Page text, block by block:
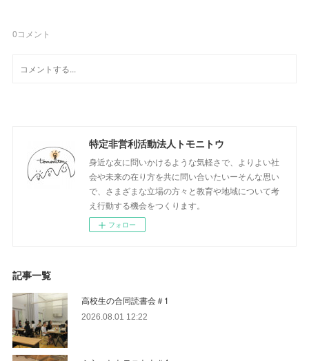
0コメント
特定非営利活動法人トモニトウ
身近な友に問いかけるような気軽さで、よりよい社
会や未来の在り方を共に問い合いたいーそんな思い
で、さまざまな立場の方々と教育や地域について考
え行動する機会をつくります。
フォロー
記事一覧
高校生の合同読書会＃1
2026.08.01 12:22